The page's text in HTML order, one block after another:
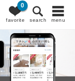
favorite
0
search menu